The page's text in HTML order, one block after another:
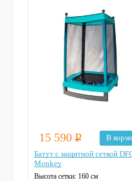
15 590 Р
В
Батут с защитной сеткой
Monkey
Высота сетки: 160 см